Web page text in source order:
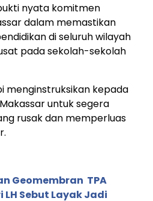
nyata komitmen
dalam memastikan
di seluruh wilayah
pada sekolah-sekolah
menginstruksikan kepada
untuk segera
rusak dan memperluas
Geomembran TPA
Sebut Layak Jadi